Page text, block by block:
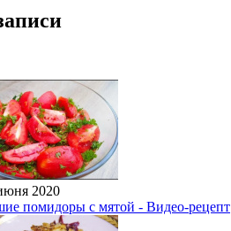
2020
помидоры с мятой - Видео-рецепт